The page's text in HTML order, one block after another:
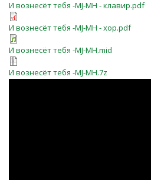
И вознесёт тебя -MJ-MH - клавир.pdf
И вознесёт тебя -MJ-MH - хор.pdf
И вознесёт тебя -MJ-MH.mid
И вознесёт тебя -MJ-MH.7z